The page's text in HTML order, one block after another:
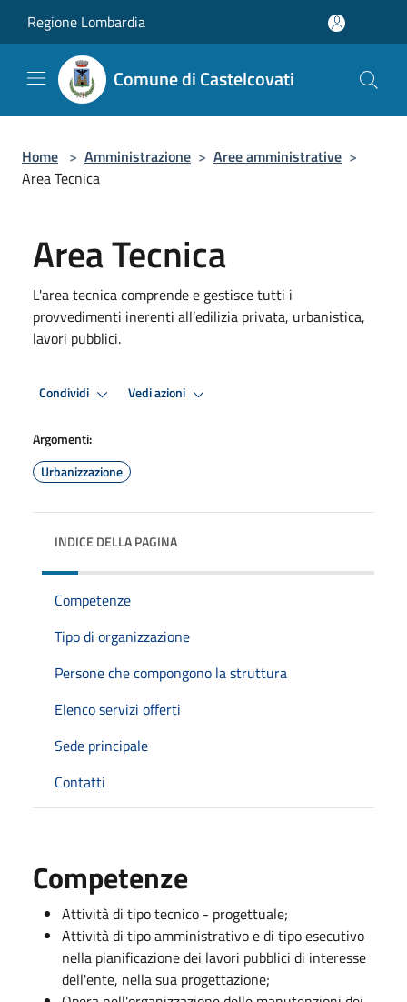
Regione Lombardia
Comune di Castelcovati
Home > Amministrazione > Aree amministrative >
Area Tecnica
Area Tecnica
L'area tecnica comprende e gestisce tutti i
provvedimenti inerenti all’edilizia privata, urbanistica,
lavori pubblici.
Condividi Vedi azioni
Argomenti:
Urbanizzazione
INDICE DELLA PAGINA
Competenze
Tipo di organizzazione
Persone che compongono la struttura
Elenco servizi offerti
Sede principale
Contatti
Competenze
Attività di tipo tecnico - progettuale;
Attività di tipo amministrativo e di tipo esecutivo
nella pianificazione dei lavori pubblici di interesse
dell'ente, nella sua progettazione;